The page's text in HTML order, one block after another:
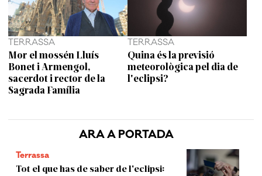
ARA A PORTADA
Terrassa
Tot el que has de saber de l'eclipsi:
TERRASSA
Mor el mossén Lluís
Bonet i Armengol,
sacerdot i rector de la
Sagrada Família
TERRASSA
Quina és la previsió
meteorològica pel dia de
l'eclipsi?